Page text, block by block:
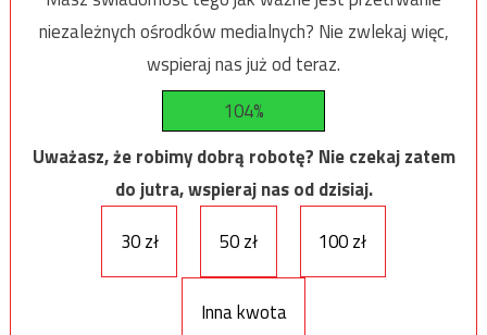
niezależnych ośrodków medialnych? Nie zwlekaj więc,
wspieraj nas już od teraz.
104%
Uważasz, że robimy dobrą robotę? Nie czekaj zatem
do jutra, wspieraj nas od dzisiaj.
30 zł
50 zł 100 zł
Inna kwota